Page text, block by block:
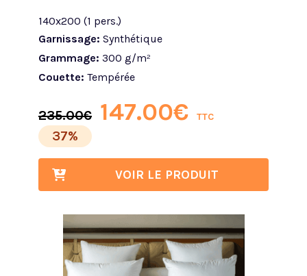
140x200 (1 pers.)
Garnissage: Synthétique
Grammage: 300 g/m²
Couette: Tempérée
235.00€ 147.00€ TTC
37%
VOIR LE PRODUIT